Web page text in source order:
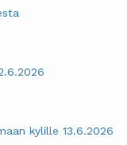
kylille 13.6.2026